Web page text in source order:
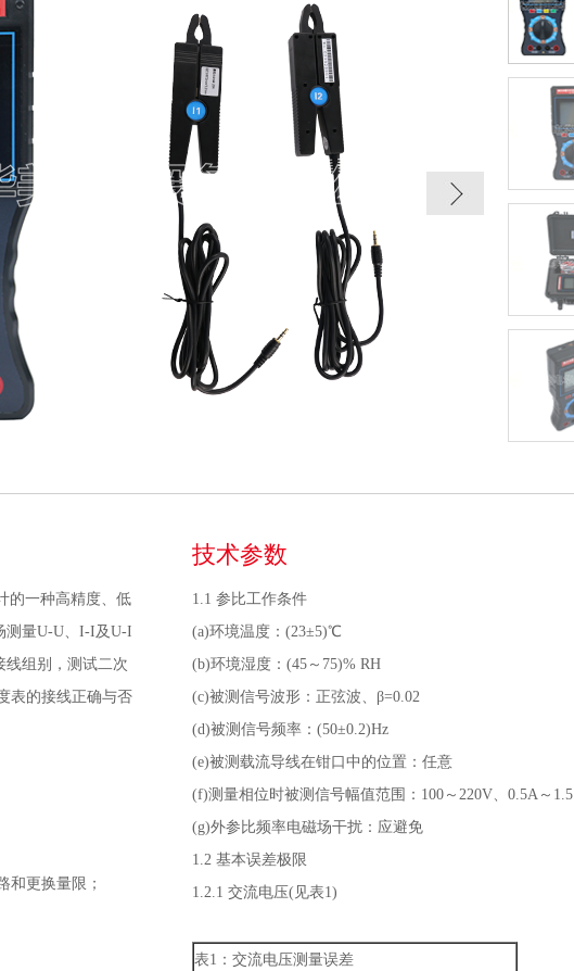
的一种高精度、低
测量U-U、I-I及U-I
线组别，测试二次
表的接线正确与否
和更换量限；
技术参数
1.1 参比工作条件
(a)环境温度：(23±5)℃
(b)环境湿度：(45～75)% RH
(c)被测信号波形：正弦波、β=0.02
(d)被测信号频率：(50±0.2)Hz
(e)被测载流导线在钳口中的位置：任意
(f)测量相位时被测信号幅值范围：100～220V、0.5A～1.5
(g)外参比频率电磁场干扰：应避免
1.2 基本误差极限
1.2.1 交流电压(见表1)
表1：交流电压测量误差